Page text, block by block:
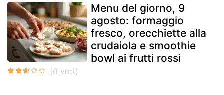
Menu del giorno, 9
agosto: formaggio
fresco, orecchiette alla
crudaiola e smoothie
bowl ai frutti rossi